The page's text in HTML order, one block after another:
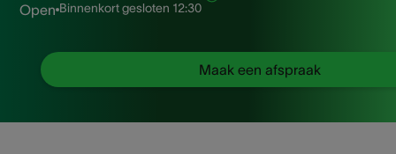
Open Binnenkort gesloten 12:30
Maak een afspraak